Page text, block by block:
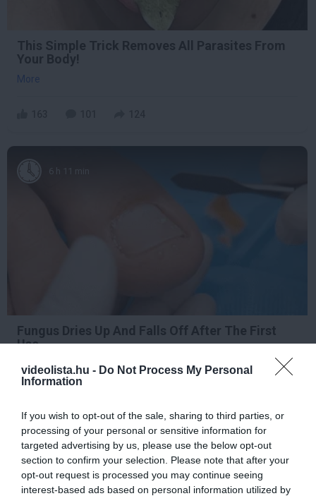
videolista.hu - Do Not Process My Personal
Information
If you wish to opt-out of the sale, sharing to third parties, or
processing of your personal or sensitive information for
targeted advertising by us, please use the below opt-out
section to confirm your selection. Please note that after your
opt-out request is processed you may continue seeing
interest-based ads based on personal information utilized by
This Simple Trick Removes All Parasites From
Your Body!
More
6 h 11 min
Fungus Dries Up And Falls Off After The First
Use
More
21 min